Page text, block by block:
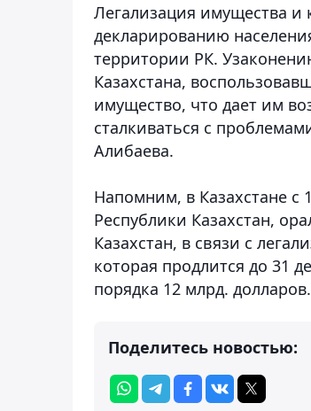
Легализация имущества и
декларированию
территории РК.
Казахстана,
имущество, что дает им
сталкиваться с
Алибаева.
Напомним, в Казахстане с
Республики Казахстан,
Казахстан, в связи с
которая продлится до 31
порядка 12 млрд. долларов.
Поделитесь новостью: